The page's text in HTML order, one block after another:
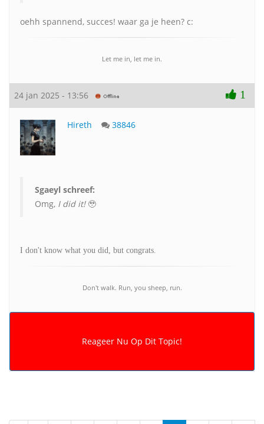
oehh spannend, succes! waar ga je heen? c:
Let me in, let me in.
24 jan 2025 - 13:56 1
Hireth 38846
Sgaeyl schreef:
Omg, I did it!🥹
I don't know what you did, but congrats.
Don't walk. Run, you sheep, run.